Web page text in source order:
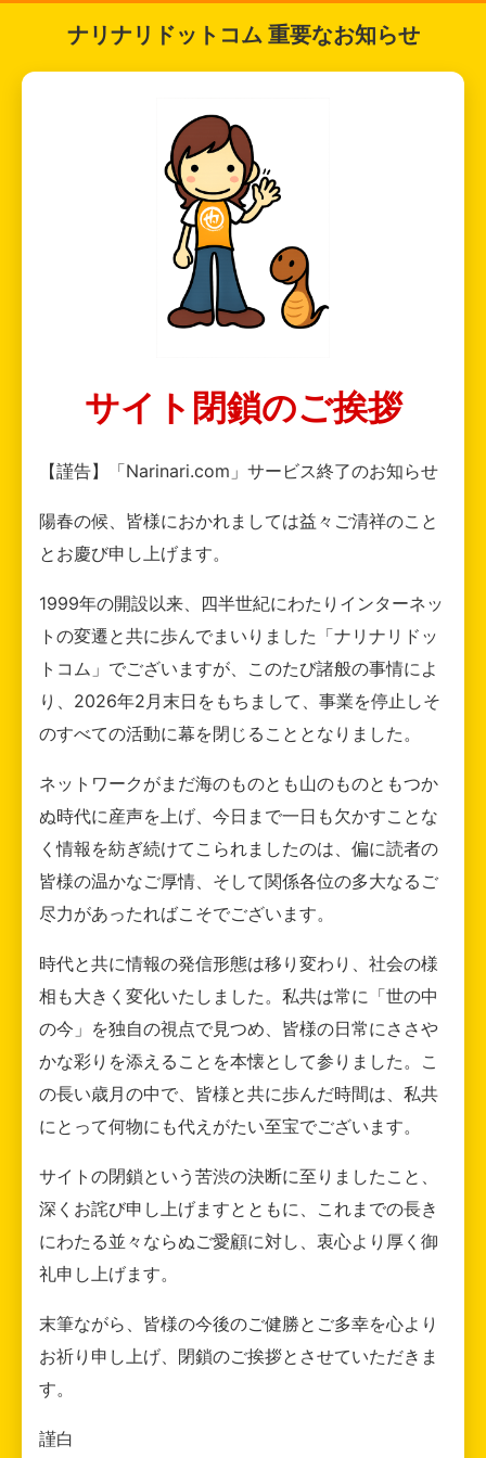
ナリナリドットコム 重要なお知らせ
サイト閉鎖のご挨拶
【謹告】「Narinari.com」サービス終了のお知らせ
陽春の候、皆様におかれましては益々ご清祥のこと
とお慶び申し上げます。
1999年の開設以来、四半世紀にわたりインターネッ
トの変遷と共に歩んでまいりました「ナリナリドッ
トコム」でございますが、このたび諸般の事情によ
り、2026年2月末日をもちまして、事業を停止しそ
のすべての活動に幕を閉じることとなりました。
ネットワークがまだ海のものとも山のものともつか
ぬ時代に産声を上げ、今日まで一日も欠かすことな
く情報を紡ぎ続けてこられましたのは、偏に読者の
皆様の温かなご厚情、そして関係各位の多大なるご
尽力があったればこそでございます。
時代と共に情報の発信形態は移り変わり、社会の様
相も大きく変化いたしました。私共は常に「世の中
の今」を独自の視点で見つめ、皆様の日常にささや
かな彩りを添えることを本懐として参りました。こ
の長い歳月の中で、皆様と共に歩んだ時間は、私共
にとって何物にも代えがたい至宝でございます。
サイトの閉鎖という苦渋の決断に至りましたこと、
深くお詫び申し上げますとともに、これまでの長き
にわたる並々ならぬご愛顧に対し、衷心より厚く御
礼申し上げます。
末筆ながら、皆様の今後のご健勝とご多幸を心より
お祈り申し上げ、閉鎖のご挨拶とさせていただきま
す。
謹白